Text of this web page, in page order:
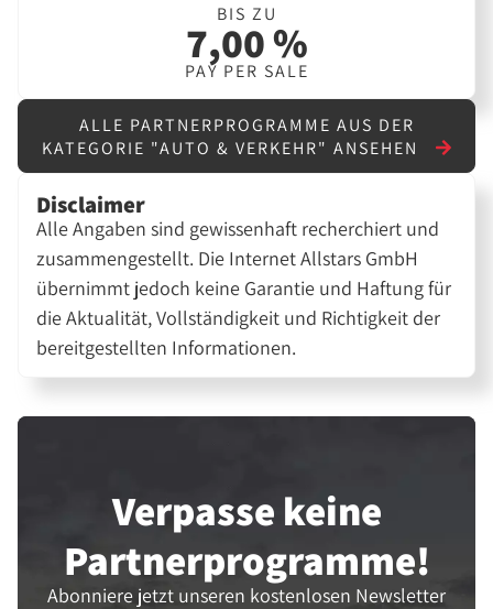
BIS ZU
7,00 %
PAY PER SALE
ALLE PARTNERPROGRAMME AUS DER
KATEGORIE "AUTO & VERKEHR" ANSEHEN
Disclaimer
Alle Angaben sind gewissenhaft recherchiert und
zusammengestellt. Die Internet Allstars GmbH
übernimmt jedoch keine Garantie und Haftung für
die Aktualität, Vollständigkeit und Richtigkeit der
bereitgestellten Informationen.
Verpasse keine
Partner­programme!
Abonniere jetzt unseren kostenlosen Newsletter